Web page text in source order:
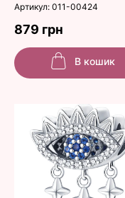
Артикул: 011-00424
879 грн
В кошик